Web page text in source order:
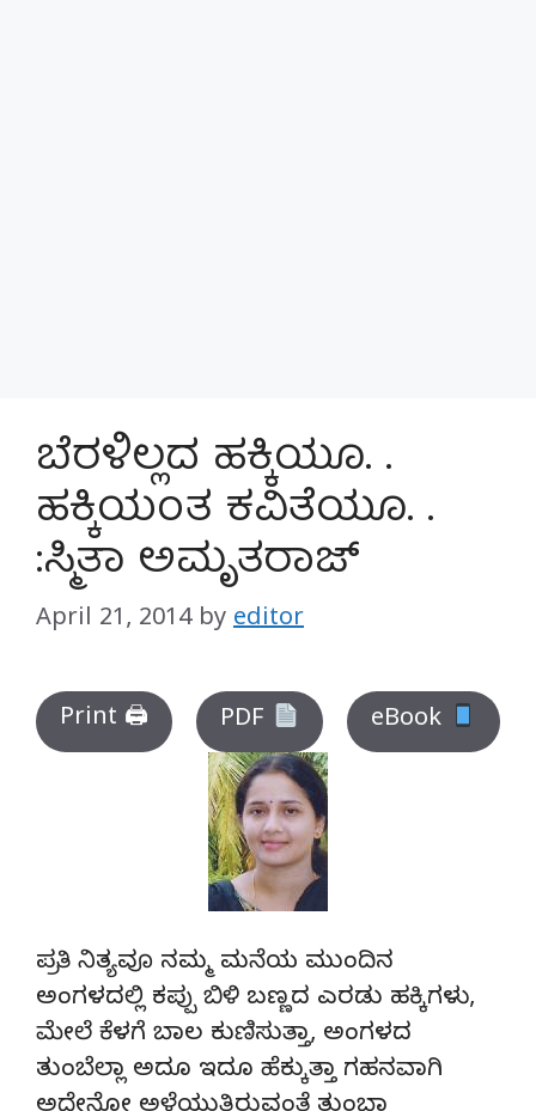
ಬೆರಳಿಲ್ಲದ ಹಕ್ಕಿಯೂ. .
ಹಕ್ಕಿಯಂತ ಕವಿತೆಯೂ. .
:ಸ್ಮಿತಾ ಅಮೃತರಾಜ್
April 21, 2014 by editor
Print 🖨 PDF eBook
ಪ್ರತಿ ನಿತ್ಯವೂ ನಮ್ಮ ಮನೆಯ ಮುಂದಿನ
ಅಂಗಳದಲ್ಲಿ ಕಪ್ಪು ಬಿಳಿ ಬಣ್ಣದ ಎರಡು ಹಕ್ಕಿಗಳು,
ಮೇಲೆ ಕೆಳಗೆ ಬಾಲ ಕುಣಿಸುತ್ತಾ, ಅಂಗಳದ
ತುಂಬೆಲ್ಲಾ ಅದೂ ಇದೂ ಹೆಕ್ಕುತ್ತಾ ಗಹನವಾಗಿ